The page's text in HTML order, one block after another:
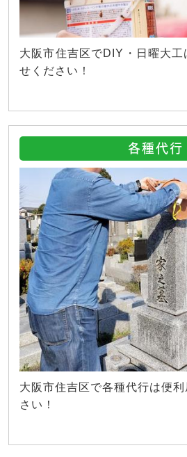
大阪市住吉区でDIY・日曜大
せください！
各種代行
大阪市住吉区で各種代行は便
さい！